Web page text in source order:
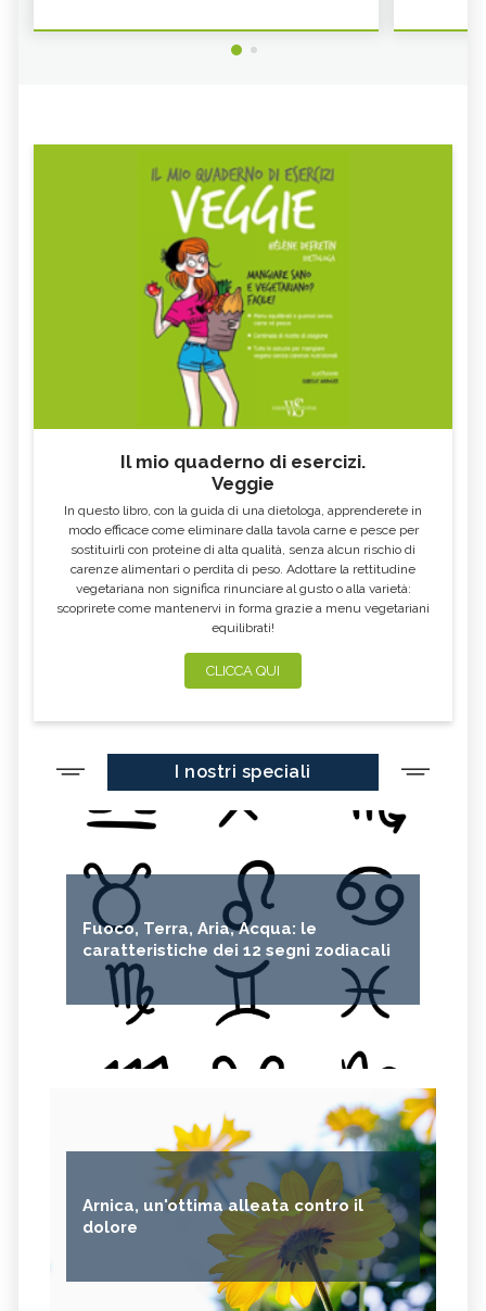
Il mio quaderno di esercizi.
Veggie
In questo libro, con la guida di una dietologa, apprenderete in
modo efficace come eliminare dalla tavola carne e pesce per
sostituirli con proteine di alta qualità, senza alcun rischio di
carenze alimentari o perdita di peso. Adottare la rettitudine
vegetariana non significa rinunciare al gusto o alla varietà:
scoprirete come mantenervi in forma grazie a menu vegetariani
equilibrati!
CLICCA QUI
I nostri speciali
Fuoco, Terra, Aria, Acqua: le
caratteristiche dei 12 segni zodiacali
Arnica, un'ottima alleata contro il
dolore